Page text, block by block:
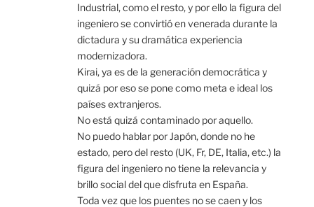
Industrial, como el resto, y por ello la figura del
ingeniero se convirtió en venerada durante la
dictadura y su dramática experiencia
modernizadora.
Kirai, ya es de la generación democrática y
quizá por eso se pone como meta e ideal los
países extranjeros.
No está quizá contaminado por aquello.
No puedo hablar por Japón, donde no he
estado, pero del resto (UK, Fr, DE, Italia, etc.) la
figura del ingeniero no tiene la relevancia y
brillo social del que disfruta en España.
Toda vez que los puentes no se caen y los